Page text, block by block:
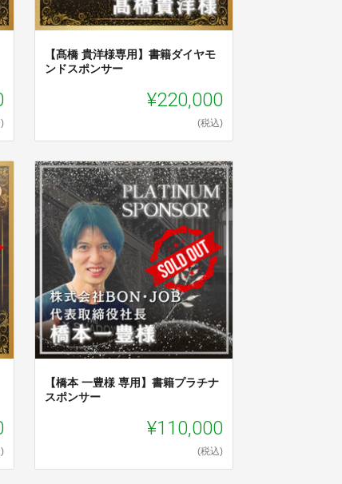
【髙橋 貴洋様専用】書籍ダイヤモ
ンドスポンサー
¥220,000
(税込)
【橋本 一豊様 専用】書籍プラチナ
スポンサー
¥110,000
(税込)